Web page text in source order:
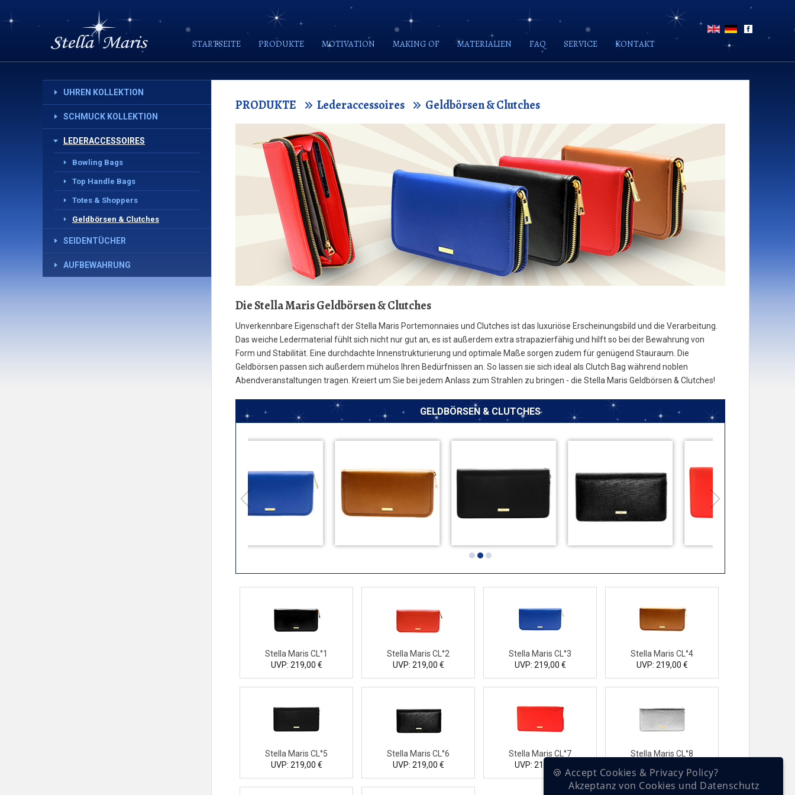
STARTSEITE PRODUKTE MOTIVATION MAKING OF MATERIALIEN FAQ SERVICE KONTAKT
UHREN KOLLEKTION
SCHMUCK KOLLEKTION
LEDERACCESSOIRES
Bowling Bags
Top Handle Bags
Totes & Shoppers
Geldbörsen & Clutches
SEIDENTÜCHER
AUFBEWAHRUNG
PRODUKTE Lederaccessoires Geldbörsen & Clutches
Die Stella Maris Geldbörsen & Clutches
Unverkennbare Eigenschaft der Stella Maris Portemonnaies und Clutches ist das luxuriöse Erscheinungsbild und die Verarbeitung.
Das weiche Ledermaterial fühlt sich nicht nur gut an, es ist außerdem extra strapazierfähig und hilft so bei der Bewahrung von
Form und Stabilität. Eine durchdachte Innenstrukturierung und optimale Maße sorgen zudem für genügend Stauraum. Die
Geldbörsen passen sich außerdem mühelos Ihren Bedürfnissen an. So lassen sie sich ideal als Clutch Bag während noblen
Abendveranstaltungen tragen. Kreiert um Sie bei jedem Anlass zum Strahlen zu bringen - die Stella Maris Geldbörsen & Clutches!
GELDBÖRSEN & CLUTCHES
Stella Maris CL°1
UVP: 219,00 €
Stella Maris CL°2
UVP: 219,00 €
Stella Maris CL°3
UVP: 219,00 €
Stella Maris CL°4
UVP: 219,00 €
Stella Maris CL°5
UVP: 219,00 €
Stella Maris CL°6
UVP: 219,00 €
Stella Maris CL°7
UVP: 219,00 €
Stella Maris CL°8
🍪 Accept Cookies & Privacy Policy?
Akzeptanz von Cookies und Datenschutz